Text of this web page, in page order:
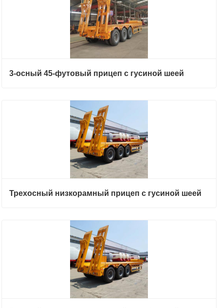
3-осный 45-футовый прицеп с гусиной шеей
Трехосный низкорамный прицеп с гусиной шеей